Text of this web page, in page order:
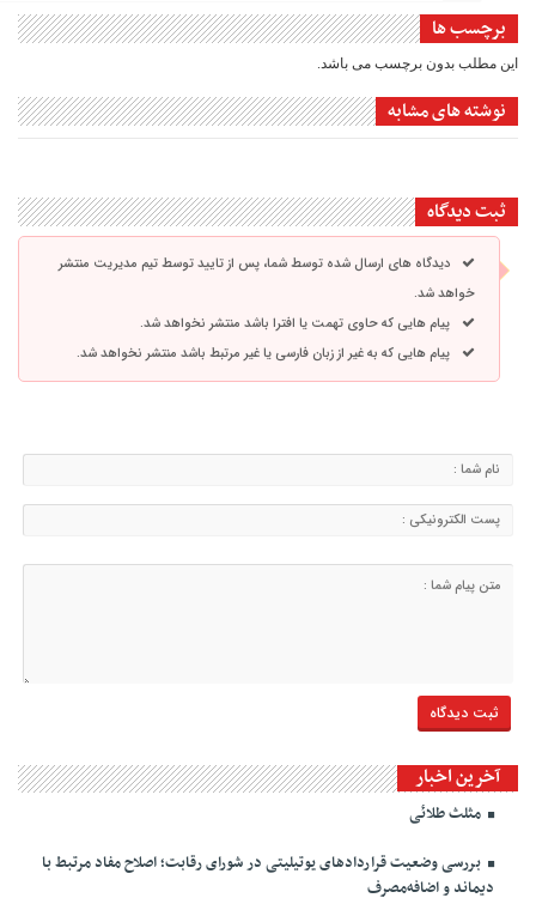
برچسب ها
این مطلب بدون برچسب می باشد.
نوشته های مشابه
ثبت دیدگاه
دیدگاه های ارسال شده توسط شما، پس از تایید توسط تیم مدیریت منتشر
خواهد شد.
پیام هایی که حاوی تهمت یا افترا باشد منتشر نخواهد شد.
پیام هایی که به غیر از زبان فارسی یا غیر مرتبط باشد منتشر نخواهد شد.
آخرین اخبار
مثلث طلائی
بررسی وضعیت قراردادهای یوتیلیتی در شورای رقابت؛ اصلاح مفاد مرتبط با
دیماند و اضافه‌مصرف